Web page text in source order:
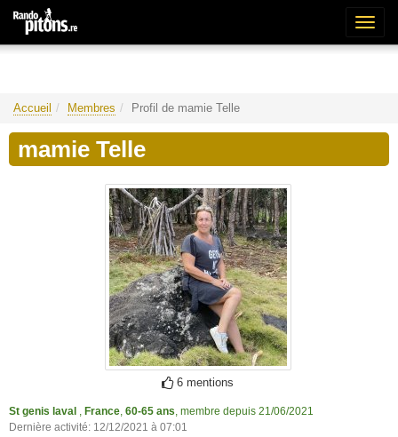
Accueil Membres Profil de mamie Telle
mamie Telle
6 mentions
St genis laval France 60-65 ans , membre depuis 21/06/2021
Dernière activité: 12/12/2021 à 07:01